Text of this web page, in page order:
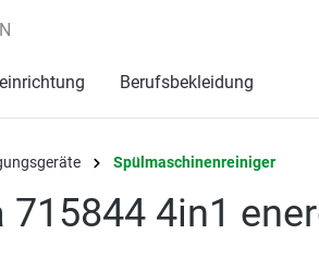
Berufsbekleidung
Spülmaschinenreiniger
4in1